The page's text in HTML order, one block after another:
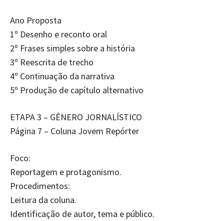
Ano Proposta
1º Desenho e reconto oral
2º Frases simples sobre a história
3º Reescrita de trecho
4º Continuação da narrativa
5º Produção de capítulo alternativo
ETAPA 3 – GÊNERO JORNALÍSTICO
Página 7 – Coluna Jovem Repórter
Foco:
Reportagem e protagonismo.
Procedimentos:
Leitura da coluna.
Identificação de autor, tema e público.